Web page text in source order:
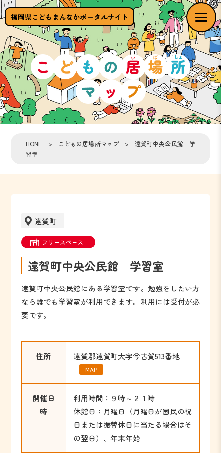
福岡県こどもまんなかポータルサイト
HOME > こどもの居場所マップ> 遠賀町中央公民館 学
習室
遠賀町
フリースペース
遠賀町中央公民館 学習室
遠賀町中央公民館にある学習室です。勉強をしたい方
なら誰でも学習室が利用できます。利用には受付が必
要です。
住所 遠賀郡遠賀町大字今古賀513番地
MAP
開催日
時
利用時間：９時～２１時
休館日：月曜日（月曜日が国民の祝
日または振替休日に当たる場合はそ
の翌日）、年末年始